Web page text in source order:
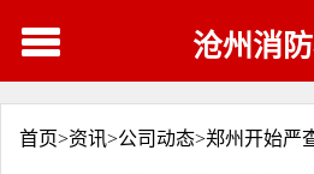
沧州消防
首页>资讯>公司动态>郑州开始严